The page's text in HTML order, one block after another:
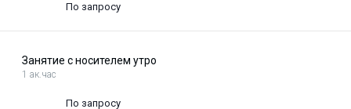
По запросу
Занятие с носителем утро
1 ак.час
По запросу